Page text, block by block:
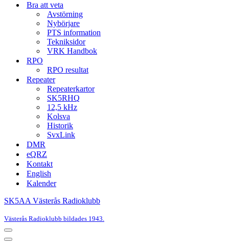
Bra att veta
Avstörning
Nybörjare
PTS information
Tekniksidor
VRK Handbok
RPO
RPO resultat
Repeater
Repeaterkartor
SK5RHQ
12,5 kHz
Kolsva
Historik
SvxLink
DMR
eQRZ
Kontakt
English
Kalender
SK5AA Västerås Radioklubb
Västerås Radioklubb bildades 1943.
Navigeringsmeny
Navigeringsmeny